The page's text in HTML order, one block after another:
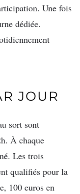
Une fois
dédiée.
JOUR
sort sont
À chaque
Les trois
qualifiés pour la
100 euros en